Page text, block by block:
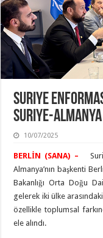
Suriye
Suriye-
10/07/2025
BERLİN (SANA) –
Almanya’nın başkenti
Bakanlığı Orta Doğu
gelerek iki ülke
özellikle toplumsal
ele alındı.